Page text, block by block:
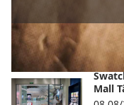
BÀI VIẾT NỔI BẬT
Mall